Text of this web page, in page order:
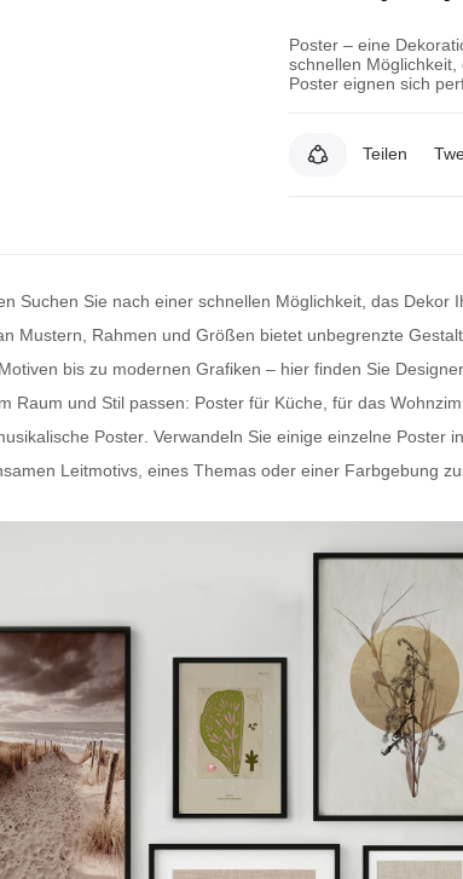
Poster – eine
schnellen
Poster eignen sich
Teilen
Suchen Sie nach einer schnellen Möglichkeit, das
Mustern, Rahmen und Größen bietet unbegrenzte
bis zu modernen Grafiken – hier finden Sie
Raum und Stil passen: Poster für Küche , für das
Poster . Verwandeln Sie einige einzelne Poster
Leitmotivs, eines Themas oder einer Farbgebung